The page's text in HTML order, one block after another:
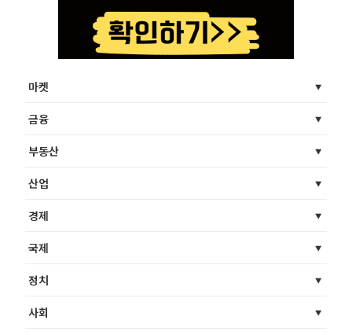
마켓
금융
부동산
산업
경제
국제
정치
사회